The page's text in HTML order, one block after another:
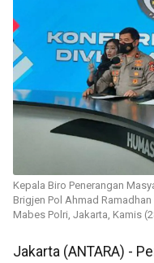
Kepala Biro Penerangan
Brigjen Pol Ahmad
Mabes Polri, Jakarta, Kamis
Jakarta (ANTARA) -